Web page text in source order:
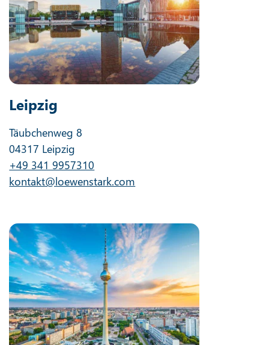
Leipzig
Täubchenweg 8
04317 Leipzig
+49 341 9957310
kontakt@loewenstark.com